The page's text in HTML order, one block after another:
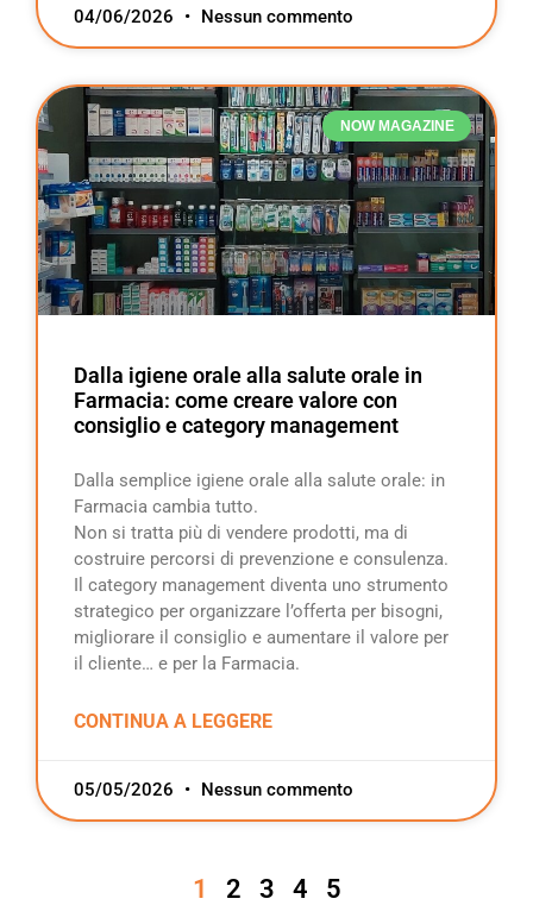
04/06/2026 Nessun commento
NOW MAGAZINE
Dalla igiene orale alla salute orale in
Farmacia: come creare valore con
consiglio e category management
Dalla semplice igiene orale alla salute orale: in
Farmacia cambia tutto.
Non si tratta più di vendere prodotti, ma di
costruire percorsi di prevenzione e consulenza.
Il category management diventa uno strumento
strategico per organizzare l’offerta per bisogni,
migliorare il consiglio e aumentare il valore per
il cliente… e per la Farmacia.
CONTINUA A LEGGERE
05/05/2026 Nessun commento
1 2 3 4 5